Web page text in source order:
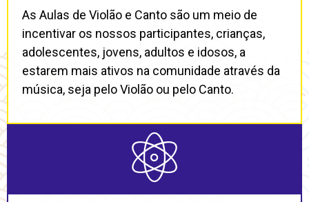
As Aulas de Violão e Canto são um meio de
incentivar os nossos participantes, crianças,
adolescentes, jovens, adultos e idosos, a
estarem mais ativos na comunidade através da
música, seja pelo Violão ou pelo Canto.